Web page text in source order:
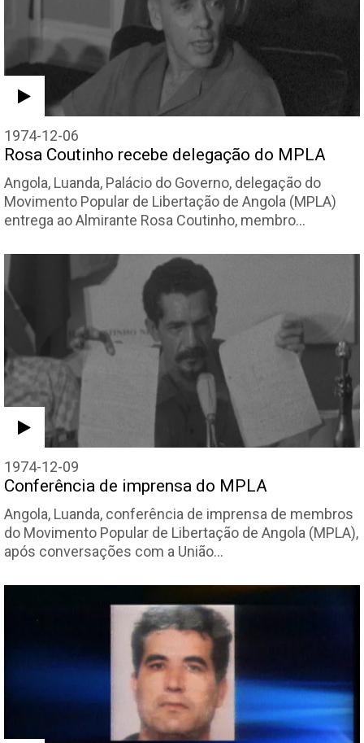
1974-12-06
Rosa Coutinho recebe delegação do MPLA
Angola, Luanda, Palácio do Governo, delegação do
Movimento Popular de Libertação de Angola (MPLA)
entrega ao Almirante Rosa Coutinho, membro…
1974-12-09
Conferência de imprensa do MPLA
Angola, Luanda, conferência de imprensa de membros
do Movimento Popular de Libertação de Angola (MPLA),
após conversações com a União…